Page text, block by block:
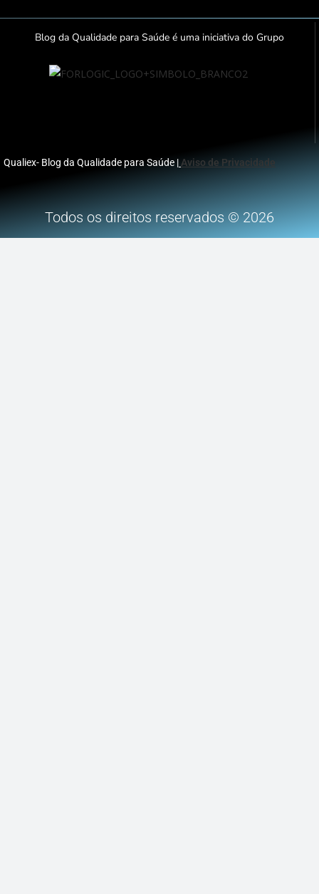
Blog da Qualidade para Saúde é uma iniciativa do Grupo
Qualiex- Blog da Qualidade para Saúde |Aviso de Privacidade
Todos os direitos reservados © 2026